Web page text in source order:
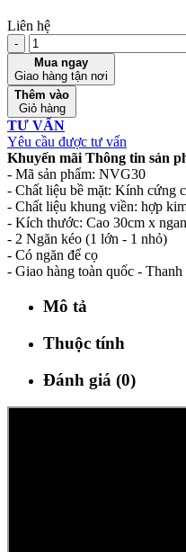
Liên hệ
-
Mua ngay
Giao hàng tận nơi
Thêm vào
Giỏ hàng
TƯ VẤN
Yêu cầu được tư vấn
Khuyến mãi Thông tin sản
- Mã sản phẩm: NVG30
- Chất liệu bề mặt: Kính cứng
- Chất liệu khung viền: hợp
- Kích thước: Cao 30cm x
- 2 Ngăn kéo (1 lớn - 1 nhỏ)
- Có ngăn để cọ
- Giao hàng toàn quốc -
Mô tả
Thuộc tính
Đánh giá (0)